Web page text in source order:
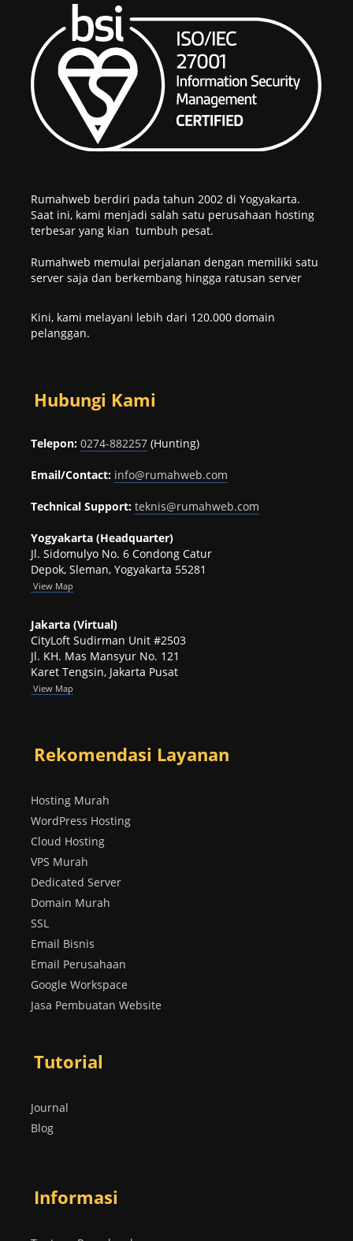
Rumahweb berdiri pada tahun 2002 di Yogyakarta.
Saat ini, kami menjadi salah satu perusahaan hosting
terbesar yang kian tumbuh pesat.
Rumahweb memulai perjalanan dengan memiliki satu
server saja dan berkembang hingga ratusan server
Kini, kami melayani lebih dari 120.000 domain
pelanggan.
Hubungi Kami
Telepon: 0274-882257 (Hunting)
Email/Contact: info@rumahweb.com
Technical Support: teknis@rumahweb.com
Yogyakarta (Headquarter)
Jl. Sidomulyo No. 6 Condong Catur
Depok, Sleman, Yogyakarta 55281
View Map
Jakarta (Virtual)
CityLoft Sudirman Unit #2503
Jl. KH. Mas Mansyur No. 121
Karet Tengsin, Jakarta Pusat
View Map
Rekomendasi Layanan
Hosting Murah
WordPress Hosting
Cloud Hosting
VPS Murah
Dedicated Server
Domain Murah
SSL
Email Bisnis
Email Perusahaan
Google Workspace
Jasa Pembuatan Website
Tutorial
Journal
Blog
Informasi